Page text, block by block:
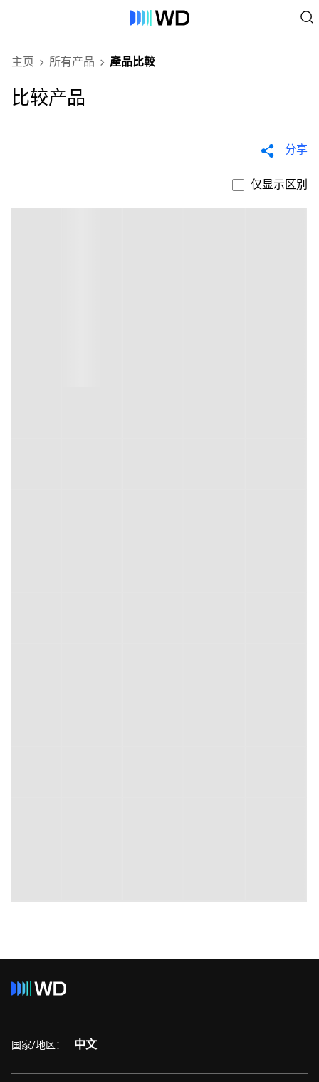
主页 所有产品 產品比較
比较产品
分享
仅显示区别
国家/地区： 中文